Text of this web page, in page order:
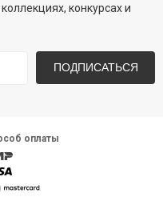
конкурсах и
ПОДПИСАТЬСЯ
оплаты